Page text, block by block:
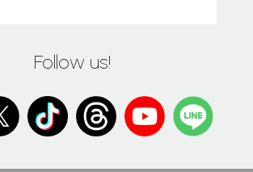
Follow us!